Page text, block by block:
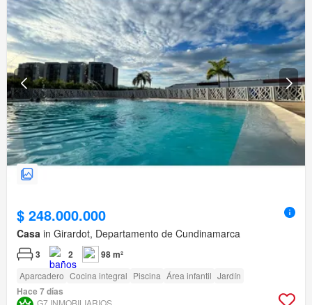
$ 248.000.000
Casa in Girardot, Departamento de Cundinamarca
3 2 98 m²
Aparcadero Cocina integral Piscina Área infantil Jardín
Hace 7 días